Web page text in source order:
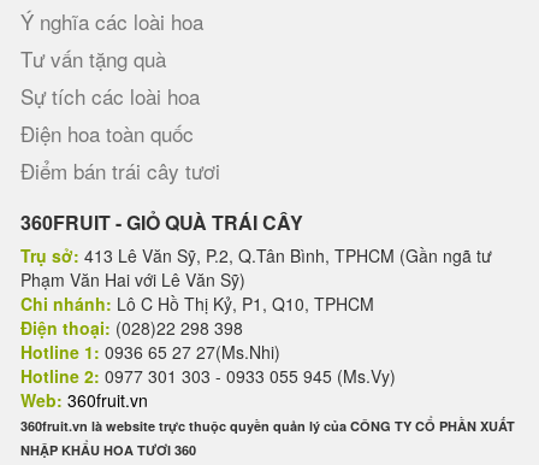
Ý nghĩa các loài hoa
Tư vấn tặng quà
Sự tích các loài hoa
Điện hoa toàn quốc
Điểm bán trái cây tươi
360FRUIT - GIỎ QUÀ TRÁI CÂY
Trụ sở: 413 Lê Văn Sỹ, P.2, Q.Tân Bình, TPHCM (Gần ngã tư
Phạm Văn Hai với Lê Văn Sỹ)
Chi nhánh: Lô C Hồ Thị Kỷ, P1, Q10, TPHCM
Điện thoại: (028)22 298 398
Hotline 1: 0936 65 27 27(Ms.Nhi)
Hotline 2: 0977 301 303 - 0933 055 945 (Ms.Vy)
Web: 360fruit.vn
360fruit.vn là website trực thuộc quyền quản lý của CÔNG TY CỔ PHẦN XUẤT
NHẬP KHẨU HOA TƯƠI 360